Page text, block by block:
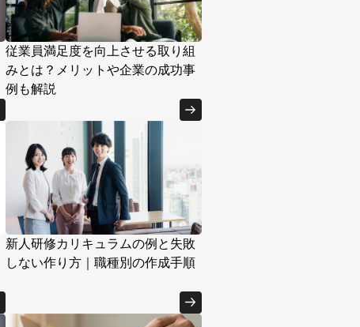
従業員満足度を向上させる取り組
みとは？メリットや企業の成功事
例も解説
新人研修カリキュラムの例と失敗
しない作り方｜職種別の作成手順